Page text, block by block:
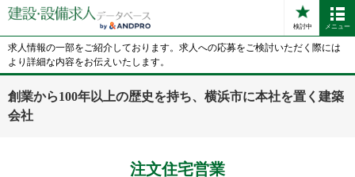
検討中 メニュー
求人情報の一部をご紹介しております。求人への応募をご検討いただく際には
より詳細な内容をお伝えいたします。
創業から100年以上の歴史を持ち、横浜市に本社を置く建築
会社
注文住宅営業